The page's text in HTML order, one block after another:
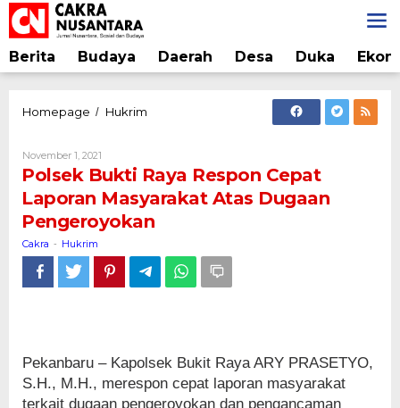
Lewati
ke
konten
Berita Budaya Daerah Desa Duka
Homepage / Hukrim
Cepat
Laporan
Masyarakat
Dugaan
Pengeroyokan
November 1, 2021
Cakra
Polsek Bukti Raya Respon Cepat
Laporan Masyarakat Atas Dugaan
Pengeroyokan
Cakra - Hukrim
Pekanbaru – Kapolsek Bukit Raya ARY PRASETYO,
S.H., M.H., merespon cepat laporan masyarakat
terkait dugaan pengeroyokan dan pengancaman